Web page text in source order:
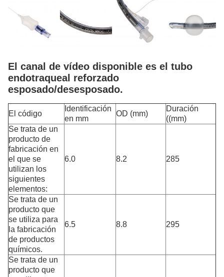
El canal de vídeo disponible es el tubo
endotraqueal reforzado
esposado/desesposado.
El código
Identificación
en mm
OD (mm)
Duración
((mm)
Se trata de un
producto de
fabricación en
el que se
utilizan los
siguientes
elementos:
6.0 8.2 285
Se trata de un
producto que
se utiliza para
la fabricación
de productos
químicos.
6.5 8.8 295
Se trata de un
producto que